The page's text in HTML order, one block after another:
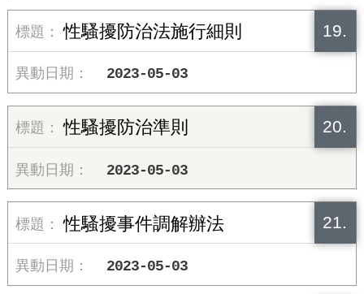
19.
性騷擾防治法施行細則
2023-05-03
20.
性騷擾防治準則
2023-05-03
21.
性騷擾事件調解辦法
2023-05-03